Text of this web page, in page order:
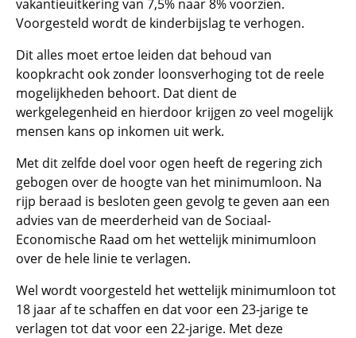
vakantieuitkering van 7,5% naar 8% voorzien.
Voorgesteld wordt de kinderbijslag te verhogen.
Dit alles moet ertoe leiden dat behoud van
koopkracht ook zonder loonsverhoging tot de reele
mogelijkheden behoort. Dat dient de
werkgelegenheid en hierdoor krijgen zo veel mogelijk
mensen kans op inkomen uit werk.
Met dit zelfde doel voor ogen heeft de regering zich
gebogen over de hoogte van het minimumloon. Na
rijp beraad is besloten geen gevolg te geven aan een
advies van de meerderheid van de Sociaal-
Economische Raad om het wettelijk minimumloon
over de hele linie te verlagen.
Wel wordt voorgesteld het wettelijk minimumloon tot
18 jaar af te schaffen en dat voor een 23-jarige te
verlagen tot dat voor een 22-jarige. Met deze